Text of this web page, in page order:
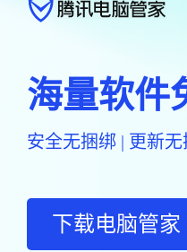
海量软件
安全无捆绑 | 更新
下载电脑管家